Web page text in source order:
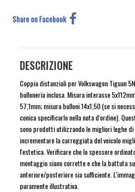
Share on Facebook
DESCRIZIONE
Coppia distanziali per Volkswagen Tiguan
bulloneria inclusa. Misura interasse
57,1mm; misura bulloni 14x1,50 (se si
conica specificarlo nella nota d'ordine).
sono prodotti utilizzando le migliori leghe
incrementare la carreggiata del veicolo
l'estetica. Verificare che lo spessore
montaggio siano corrette e che la battuta
anteriore/posteriore sia sufficiente.
puramente illustrativa.